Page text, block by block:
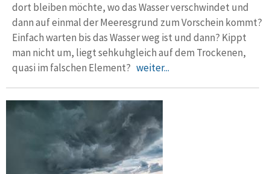
dort bleiben möchte, wo das Wasser verschwindet und
dann auf einmal der Meeresgrund zum Vorschein kommt?
Einfach warten bis das Wasser weg ist und dann? Kippt
man nicht um, liegt sehkuh­gleich auf dem Trockenen,
quasi im falschen Element? weiter...